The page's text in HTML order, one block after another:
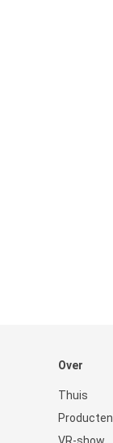
Over
Thuis
Producten